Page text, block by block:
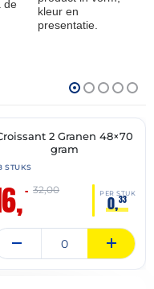
de
kleur en
presentatie.
🔥 OP=OP
2 Granen 48×70
gram
STUKS
– PER STUK
0,33
32,00